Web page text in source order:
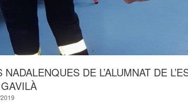
NADALENQUES DE L’ALUMNAT DE